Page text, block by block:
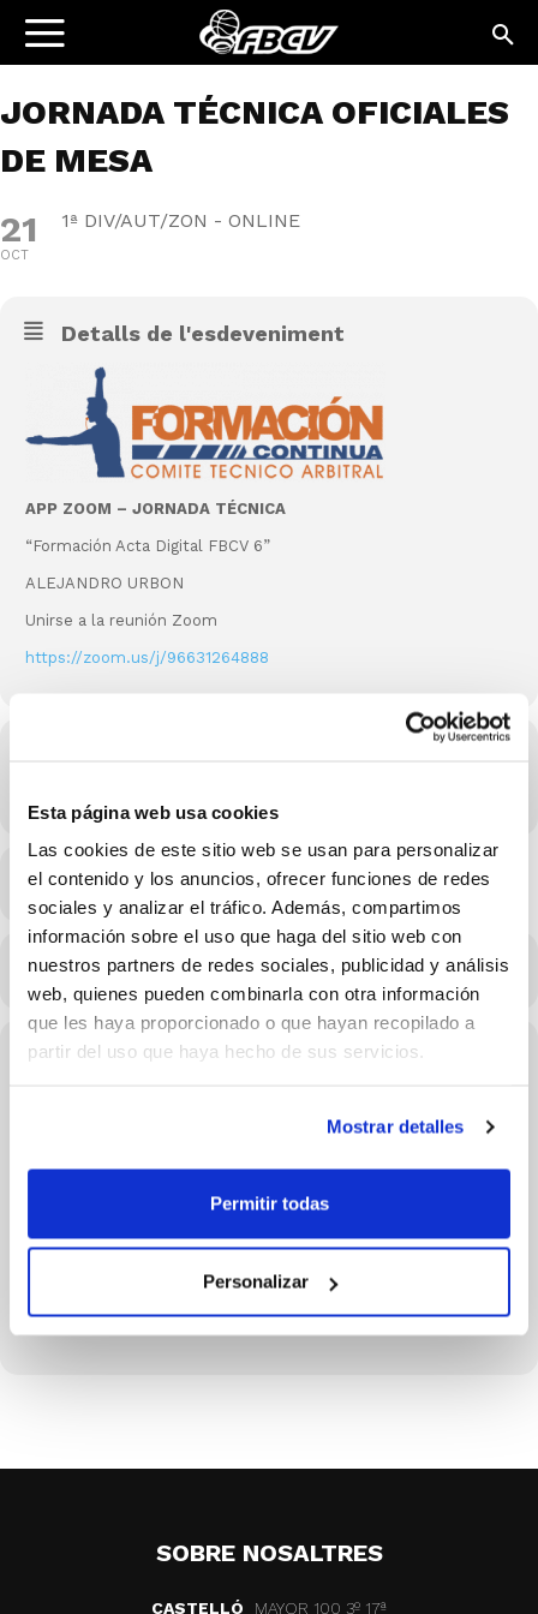
Esta página web usa cookies
Las cookies de este sitio web se usan para personalizar
el contenido y los anuncios, ofrecer funciones de redes
sociales y analizar el tráfico. Además, compartimos
información sobre el uso que haga del sitio web con
nuestros partners de redes sociales, publicidad y análisis
web, quienes pueden combinarla con otra información
que les haya proporcionado o que hayan recopilado a
partir del uso que haya hecho de sus servicios.
Mostrar detalles
Permitir todas
Personalizar
JORNADA TÉCNICA OFICIALES
DE MESA
21
OCT
1ª DIV/AUT/ZON - ONLINE
Detalls de l'esdeveniment
APP ZOOM – JORNADA TÉCNICA
“Formación Acta Digital FBCV 6”
ALEJANDRO URBON
Unirse a la reunión Zoom
https://zoom.us/j/96631264888
MÉS INFO
CALENDARI CALENDARI GOOGLE
Conferenciants d'aquest esdeveniment
ALEJANDRO URBON
Of Mesa LEB ORO
SOBRE NOSALTRES
CASTELLÓ MAYOR 100 3º 17ª